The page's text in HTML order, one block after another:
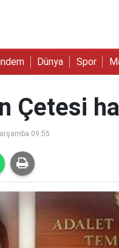
Dünya Spor
Çetesi
09:55